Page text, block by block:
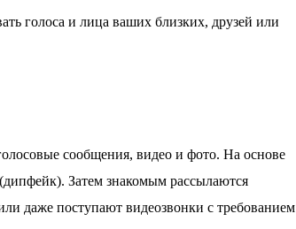
голоса и лица ваших близких, друзей или
сообщения, видео и фото. На основе
Затем знакомым рассылаются
даже поступают видеозвонки с требованием